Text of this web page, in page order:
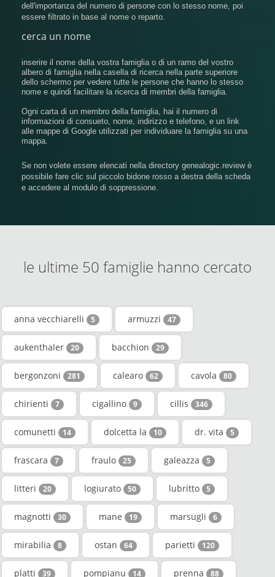
dell'importanza del numero di persone con lo stesso nome, poi
essere filtrato in base al nome o reparto.
cerca un nome
inserire il nome della vostra famiglia o di un ramo del vostro
albero di famiglia nella casella di ricerca nella parte superiore
dello schermo per vedere tutte le persone che hanno lo stesso
nome e quindi facilitare la ricerca di membri della famiglia.
Ogni carta di un membro della famiglia, hai il numero di
informazioni di consueto, nome, indirizzo e telefono, e un link
alle mappe di Google utilizzati per individuare la famiglia su una
mappa.
Se non volete essere elencati nella directory genealogic.review è
possibile fare clic sul piccolo bidone rosso a destra della scheda
e accedere al modulo di soppressione.
le ultime 50 famiglie hanno cercato
anna vecchiarelli 5 armuzzi 47
aukenthaler 20 bacchion 29
bergonzoni 281 calearo 62 cavola 80
chirienti 7 cigallino 9 cillis 346
comunetti 14 dolcetta la 10 dr. vita 5
frascara 7 fraulo 25 galeazza 5
litteri 20 logiurato 50 lubritto 5
magnotti 30 mane 19 marsugli 6
mirabilia 8 ostan 64 parietti 120
platti 39 pompianu 14 prenna 88